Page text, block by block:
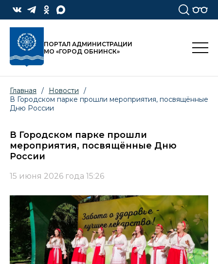
ПОРТАЛ АДМИНИСТРАЦИИ
МО «ГОРОД ОБНИНСК»
Главная / Новости
/
В Городском парке прошли мероприятия, посвящённые
Дню России
В Городском парке прошли
мероприятия, посвящённые Дню
России
15 июня 2026 года 15:26